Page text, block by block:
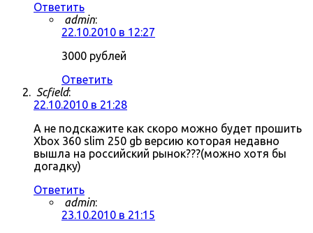
Ответить
admin:
22.10.2010 в 12:27
3000 рублей
Ответить
Scfield:
22.10.2010 в 21:28
А не подскажите как скоро можно будет прошить
Xbox 360 slim 250 gb версию которая недавно
вышла на российский рынок???(можно хотя бы
догадку)
Ответить
admin:
23.10.2010 в 21:15